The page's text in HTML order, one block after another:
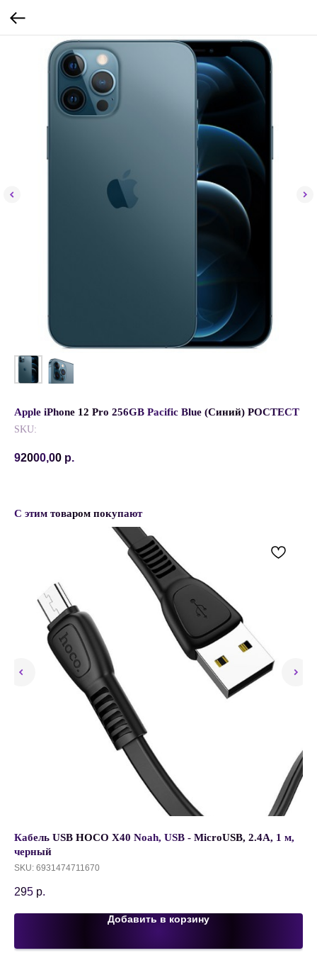
Apple iPhone 12 Pro 256GB Pacific Blue (Синий) РОСТЕСТ
SKU:
92000,00 р.
С этим товаром покупают
Кабель USB HOCO X40 Noah, USB - MicroUSB, 2.4А, 1 м,
черный
SKU: 6931474711670
295 р.
Добавить в корзину